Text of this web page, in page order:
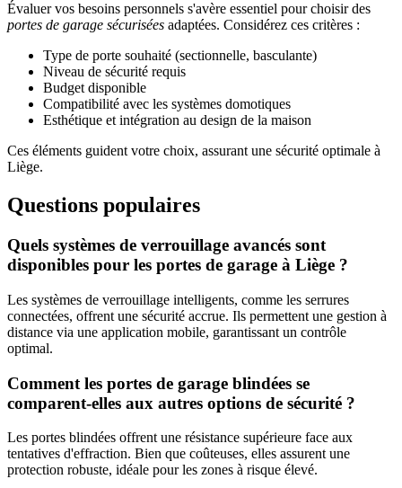
Évaluer vos besoins personnels s'avère essentiel pour choisir des
portes de garage sécurisées adaptées. Considérez ces critères :
Type de porte souhaité (sectionnelle, basculante)
Niveau de sécurité requis
Budget disponible
Compatibilité avec les systèmes domotiques
Esthétique et intégration au design de la maison
Ces éléments guident votre choix, assurant une sécurité optimale à
Liège.
Questions populaires
Quels systèmes de verrouillage avancés sont
disponibles pour les portes de garage à Liège ?
Les systèmes de verrouillage intelligents, comme les serrures
connectées, offrent une sécurité accrue. Ils permettent une gestion à
distance via une application mobile, garantissant un contrôle
optimal.
Comment les portes de garage blindées se
comparent-elles aux autres options de sécurité ?
Les portes blindées offrent une résistance supérieure face aux
tentatives d'effraction. Bien que coûteuses, elles assurent une
protection robuste, idéale pour les zones à risque élevé.